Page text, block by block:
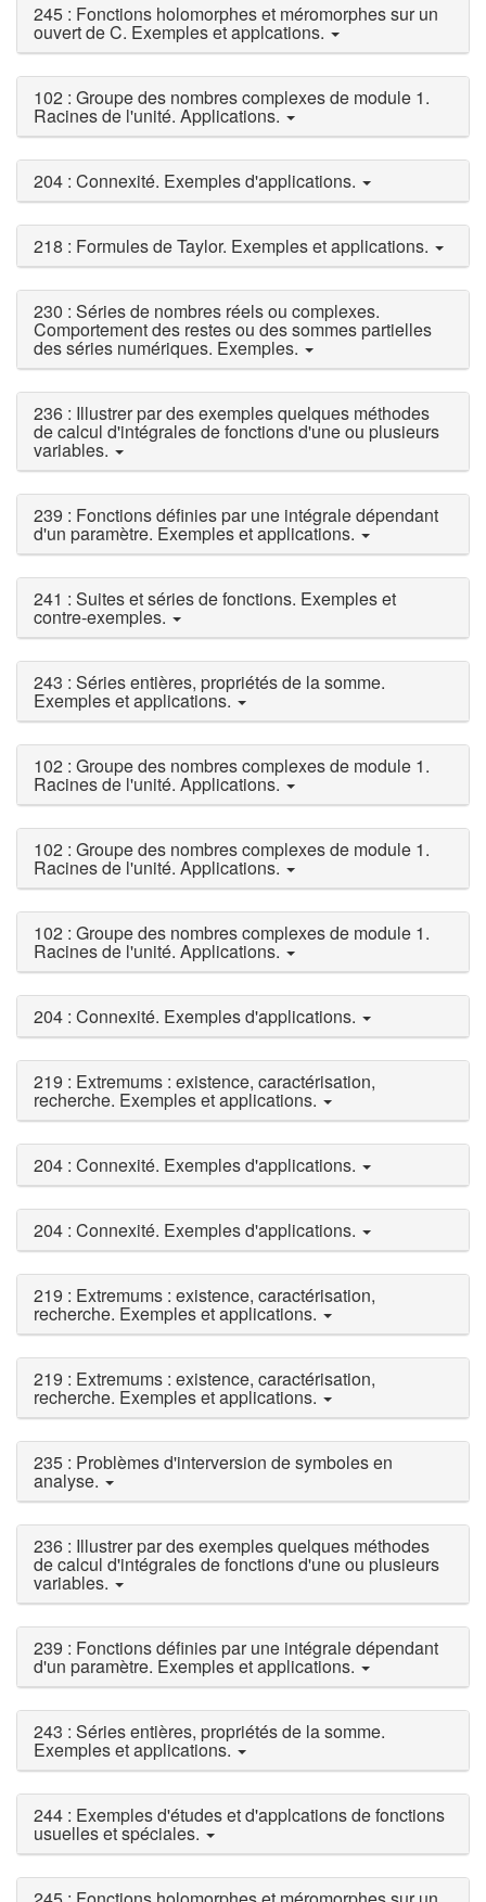
245 : Fonctions holomorphes et méromorphes sur un
ouvert de C. Exemples et applcations.
102 : Groupe des nombres complexes de module 1.
Racines de l'unité. Applications.
204 : Connexité. Exemples d'applications.
218 : Formules de Taylor. Exemples et applications.
230 : Séries de nombres réels ou complexes.
Comportement des restes ou des sommes partielles
des séries numériques. Exemples.
236 : Illustrer par des exemples quelques méthodes
de calcul d'intégrales de fonctions d'une ou plusieurs
variables.
239 : Fonctions définies par une intégrale dépendant
d'un paramètre. Exemples et applications.
241 : Suites et séries de fonctions. Exemples et
contre-exemples.
243 : Séries entières, propriétés de la somme.
Exemples et applications.
102 : Groupe des nombres complexes de module 1.
Racines de l'unité. Applications.
102 : Groupe des nombres complexes de module 1.
Racines de l'unité. Applications.
102 : Groupe des nombres complexes de module 1.
Racines de l'unité. Applications.
204 : Connexité. Exemples d'applications.
219 : Extremums : existence, caractérisation,
recherche. Exemples et applications.
204 : Connexité. Exemples d'applications.
204 : Connexité. Exemples d'applications.
219 : Extremums : existence, caractérisation,
recherche. Exemples et applications.
219 : Extremums : existence, caractérisation,
recherche. Exemples et applications.
235 : Problèmes d'interversion de symboles en
analyse.
236 : Illustrer par des exemples quelques méthodes
de calcul d'intégrales de fonctions d'une ou plusieurs
variables.
239 : Fonctions définies par une intégrale dépendant
d'un paramètre. Exemples et applications.
243 : Séries entières, propriétés de la somme.
Exemples et applications.
244 : Exemples d'études et d'applcations de fonctions
usuelles et spéciales.